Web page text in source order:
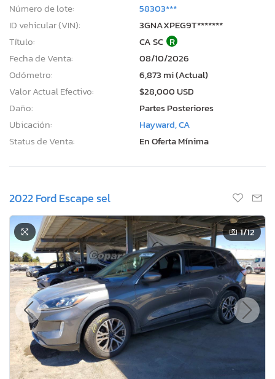
Número de lote:
58303***
ID vehicular (VIN):
3GNAXPEG9T*******
Título:
CA SC R
Fecha de Venta:
08/10/2026
Odómetro:
6,873 mi (Actual)
Valor Actual Efectivo:
$28,000 USD
Daño:
Partes Posteriores
Ubicación:
Hayward, CA
Status de Venta:
En Oferta Mínima
2022 Ford Escape sel
1/12